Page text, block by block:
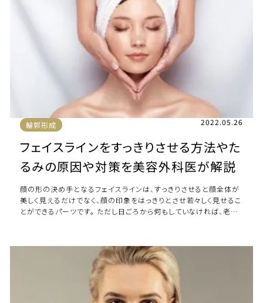
輪郭形成 2022.05.26
フェイスラインをすっきりさせる方法やた
るみの原因や対策を美容外科医が解説
顔の形の決め手となるフェイスラインは、すっきりさせると顔全体が
美しく見えるだけでなく、顔の印象をはっきりとさせ若々しく見せるこ
とができるパーツです。 ただし日ごろから何もしていなければ、老化